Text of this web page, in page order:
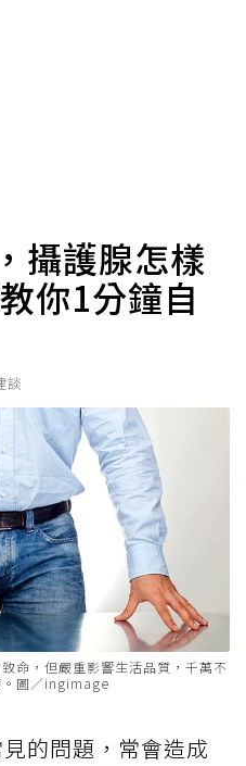
攝護腺怎樣
你1分鐘自
談
命，但嚴重影響生活品質，千萬不
。圖／ingimage
的問題，常會造成